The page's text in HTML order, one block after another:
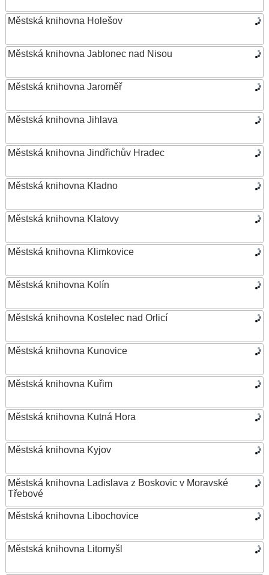
Městská knihovna Holešov
Městská knihovna Jablonec nad Nisou
Městská knihovna Jaroměř
Městská knihovna Jihlava
Městská knihovna Jindřichův Hradec
Městská knihovna Kladno
Městská knihovna Klatovy
Městská knihovna Klimkovice
Městská knihovna Kolín
Městská knihovna Kostelec nad Orlicí
Městská knihovna Kunovice
Městská knihovna Kuřim
Městská knihovna Kutná Hora
Městská knihovna Kyjov
Městská knihovna Ladislava z Boskovic v Moravské
Třebové
Městská knihovna Libochovice
Městská knihovna Litomyšl